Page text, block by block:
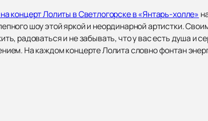
концерт Лолиты в Светлогорске в «Янтарь-холле»
шоу этой яркой и неординарной артистки.
радоваться и не забывать, что у вас есть душа
На каждом концерте Лолита словно фонтан